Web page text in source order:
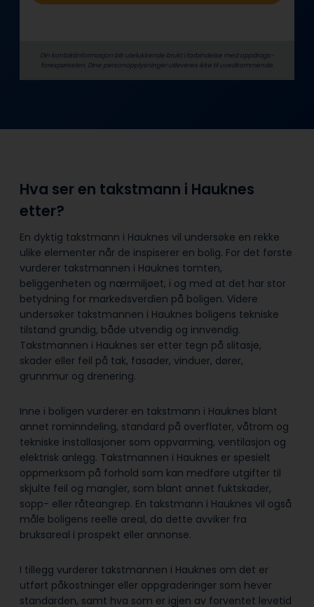
Din kontaktinformasjon blir utelukkende brukt i forbindelse med oppdrags­
forespørselen. Dine person­­opplysninger utleveres ikke til uvedkommende.
Hva ser en takstmann i Hauknes
etter?
En dyktig takstmann i Hauknes vil undersøke en rekke
ulike elementer når de inspiserer en bolig. For det første
vurderer takstmannen i Hauknes tomten,
beliggenheten og nærmiljøet, i og med at det har stor
betydning for markedsverdien på boligen. Videre
undersøker takstmannen i Hauknes boligens tekniske
tilstand grundig, både utvendig og innvendig.
Takstmannen i Hauknes ser etter tegn på slitasje,
skader eller feil på tak, fasader, vinduer, dører,
grunnmur og drenering.
Inne i boligen vurderer en takstmann i Hauknes blant
annet rominndeling, standard på overflater, våtrom og
tekniske installasjoner som oppvarming, ventilasjon og
elektrisk anlegg. Takstmannen i Hauknes er spesielt
oppmerksom på forhold som kan medføre utgifter til
skjulte feil og mangler, som blant annet fuktskader,
sopp- eller råteangrep. En takstmann i Hauknes vil også
måle boligens reelle areal, da dette avviker fra
bruksareal i prospekt eller annonse.
I tillegg vurderer takstmannen i Hauknes om det er
utført påkostninger eller oppgraderinger som hever
standarden, samt hva som er igjen av forventet levetid